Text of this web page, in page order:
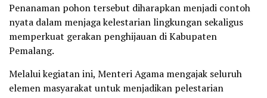
Penanaman pohon tersebut diharapkan menjadi contoh
nyata dalam menjaga kelestarian lingkungan sekaligus
memperkuat gerakan penghijauan di Kabupaten
Pemalang.
Melalui kegiatan ini, Menteri Agama mengajak seluruh
elemen masyarakat untuk menjadikan pelestarian